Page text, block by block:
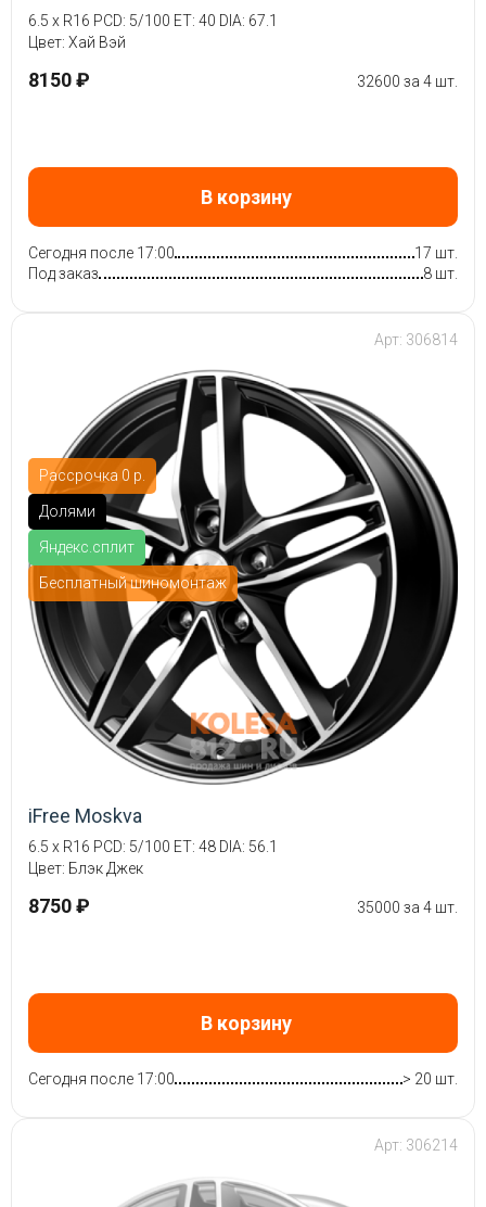
6.5 x R16 PCD: 5/100 ET: 40 DIA: 67.1
Цвет: Хай Вэй
8150 ₽ 32600 за 4 шт.
В корзину
Сегодня после 17:00
17 шт.
Под заказ
8 шт.
Рассрочка 0 р.
Долями
Яндекс.сплит
Бесплатный шиномонтаж
Арт: 306814
iFree Moskva
6.5 x R16 PCD: 5/100 ET: 48 DIA: 56.1
Цвет: Блэк Джек
8750 ₽ 35000 за 4 шт.
В корзину
Сегодня после 17:00 > 20 шт.
Арт: 306214